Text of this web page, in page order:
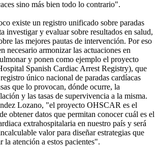
sino más bien todo lo contrario".
existe un registro unificado sobre paradas
investigar y evaluar sobre resultados en salud,
las mejores pautas de intervención. Por eso
necesario armonizar las actuaciones en
y ponen como ejemplo el proyecto
Spanish Cardiac Arrest Registry), que
único nacional de paradas cardíacas
que lo provocan, dónde ocurre, la
y las tasas de supervivencia a la misma.
Lozano, "el proyecto OHSCAR es el
obtener datos que permitan conocer cuál es el
extrahospitalaria en nuestro país y será
valor para diseñar estrategias que
la atención a estos pacientes".